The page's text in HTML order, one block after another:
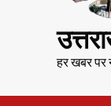
हर खबर पर